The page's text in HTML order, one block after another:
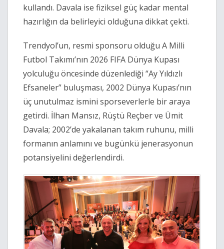
kullandı. Davala ise fiziksel güç kadar mental
hazırlığın da belirleyici olduğuna dikkat çekti.
Trendyol’un, resmi sponsoru olduğu A Milli
Futbol Takımı’nın 2026 FIFA Dünya Kupası
yolculuğu öncesinde düzenlediği “Ay Yıldızlı
Efsaneler” buluşması, 2002 Dünya Kupası’nın
üç unutulmaz ismini sporseverlerle bir araya
getirdi. İlhan Mansız, Rüştü Reçber ve Ümit
Davala; 2002’de yakalanan takım ruhunu, milli
formanın anlamını ve bugünkü jenerasyonun
potansiyelini değerlendirdi.